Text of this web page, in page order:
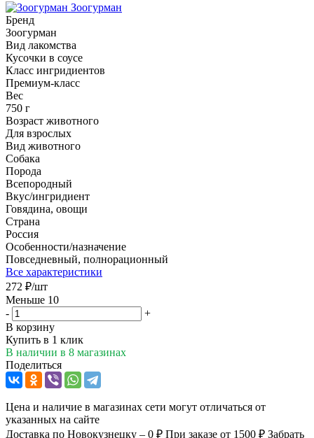
Зоогурман
Бренд
Зоогурман
Вид лакомства
Кусочки в соусе
Класс ингридиентов
Премиум-класс
Вес
750 г
Возраст животного
Для взрослых
Вид животного
Собака
Порода
Всепородный
Вкус/ингридиент
Говядина, овощи
Страна
Россия
Особенности/назначение
Повседневный, полнорационный
Все характеристики
272 ₽/шт
Меньше 10
-
+
В корзину
Купить в 1 клик
В наличии в 8 магазинах
Поделиться
Цена и наличие в магазинах сети могут отличаться от
указанных на сайте
Доставка по Новокузнецку – 0 ₽ При заказе от 1500 ₽ Забрать